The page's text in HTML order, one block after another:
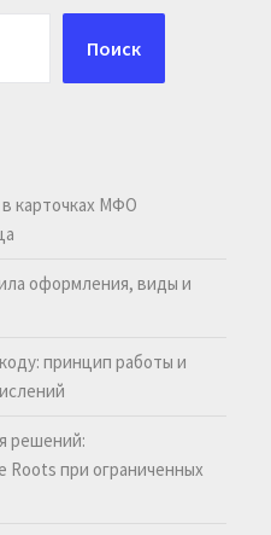
Поиск
карточках МФО
оформления, виды и
принцип работы и
решений:
Roots при ограниченных